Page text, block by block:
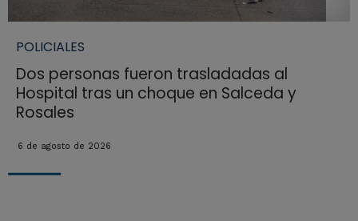
POLICIALES
Dos personas fueron trasladadas al
Hospital tras un choque en Salceda y
Rosales
6 de agosto de 2026